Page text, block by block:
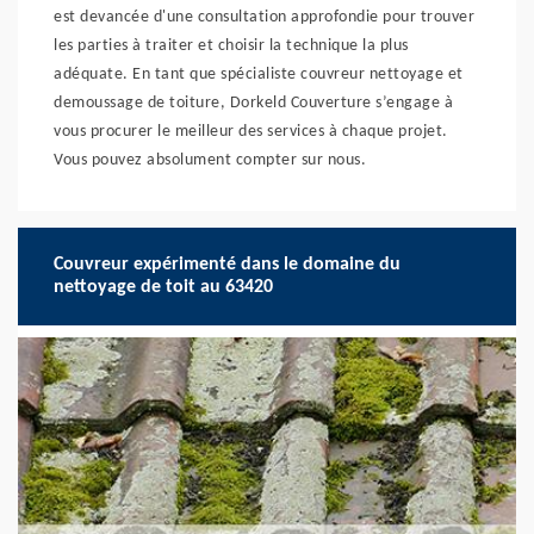
est devancée d'une consultation approfondie pour trouver
les parties à traiter et choisir la technique la plus
adéquate. En tant que spécialiste couvreur nettoyage et
demoussage de toiture, Dorkeld Couverture s’engage à
vous procurer le meilleur des services à chaque projet.
Vous pouvez absolument compter sur nous.
Couvreur expérimenté dans le domaine du
nettoyage de toit au 63420